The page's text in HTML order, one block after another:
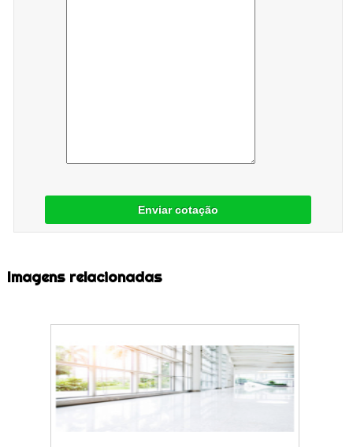
Enviar cotação
Imagens relacionadas